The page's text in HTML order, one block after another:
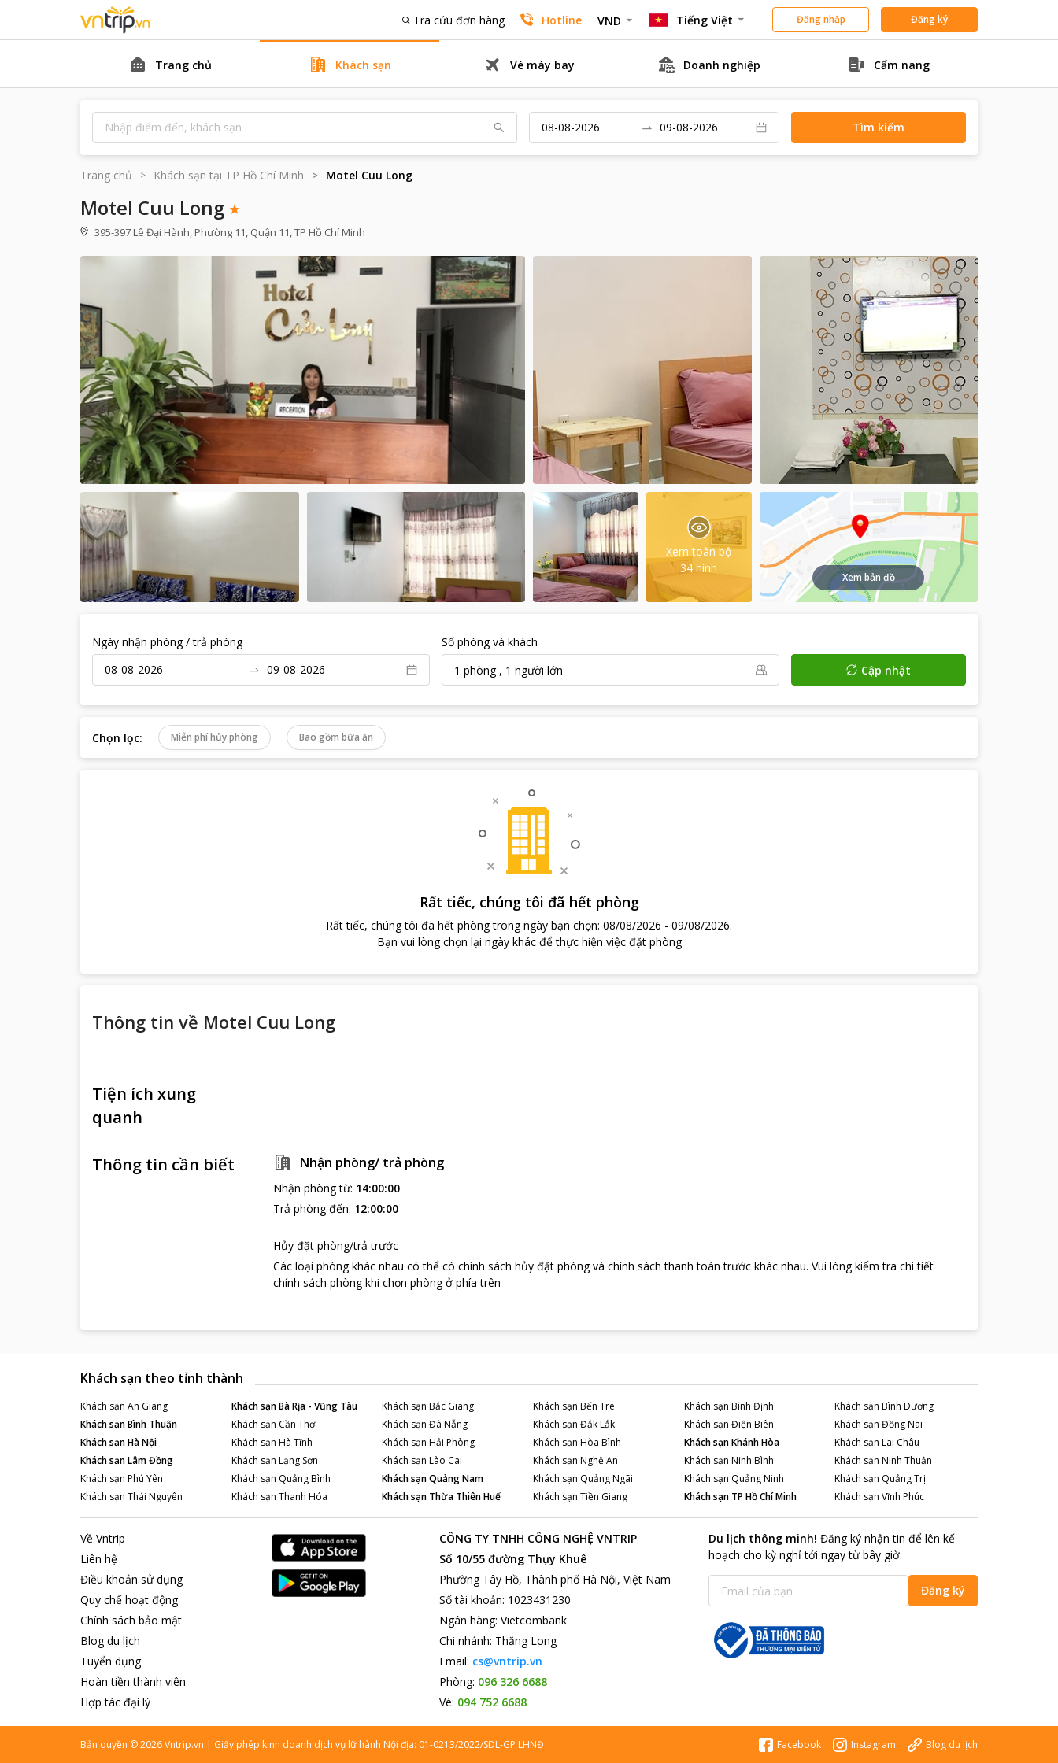
Tra cứu đơn hàng Hotline VND Tiếng Việt Đăng nhập Đăng ký
Trang chủ Khách sạn Vé máy bay Doanh nghiệp Cẩm nang
Tìm kiếm
Trang chủ Khách sạn tại TP Hồ Chí Minh Motel Cuu Long
Motel Cuu Long
395-397 Lê Đại Hành, Phường 11, Quận 11, TP Hồ Chí Minh
Xem toàn bộ
34 hình
Xem bản đồ
Ngày nhận phòng / trả phòng
Số phòng và khách
1 phòng, 1 người lớn Cập nhật
Chọn lọc: Miễn phí hủy phòng Bao gồm bữa ăn
Rất tiếc, chúng tôi đã hết phòng
Rất tiếc, chúng tôi đã hết phòng trong ngày bạn chọn: 08/08/2026 - 09/08/2026.
Bạn vui lòng chọn lại ngày khác để thực hiện việc đặt phòng
Thông tin về Motel Cuu Long
Tiện ích xung
quanh
Thông tin cần biết Nhận phòng/ trả phòng
Nhận phòng từ: 14:00:00
Trả phòng đến: 12:00:00
Hủy đặt phòng/trả trước
Các loại phòng khác nhau có thể có chính sách hủy đặt phòng và chính sách thanh toán trước khác nhau. Vui lòng kiểm tra chi tiết
chính sách phòng khi chọn phòng ở phía trên
Khách sạn theo tỉnh thành
Khách sạn An Giang Khách sạnBà Rịa - Vũng Tàu Khách sạn Bắc Giang Khách sạn Bến Tre Khách sạn Bình Định Khách sạn Bình Dương
Khách sạnBình Thuận Khách sạn Cần Thơ Khách sạn Đà Nẵng Khách sạn Đắk Lắk Khách sạn Điện Biên Khách sạn Đồng Nai
Khách sạnHà Nội Khách sạn Hà Tĩnh Khách sạn Hải Phòng Khách sạn Hòa Bình Khách sạnKhánh Hòa Khách sạn Lai Châu
Khách sạnLâm Đồng Khách sạn Lạng Sơn Khách sạn Lào Cai Khách sạn Nghệ An Khách sạn Ninh Bình Khách sạn Ninh Thuận
Khách sạn Phú Yên Khách sạn Quảng Bình Khách sạnQuảng Nam Khách sạn Quảng Ngãi Khách sạn Quảng Ninh Khách sạn Quảng Trị
Khách sạn Thái Nguyên Khách sạn Thanh Hóa Khách sạn Thừa Thiên Huế Khách sạn Tiền Giang Khách sạn TP Hồ Chí Minh Khách sạn Vĩnh Phúc
Về Vntrip
Liên hệ
Điều khoản sử dụng
Quy chế hoạt động
Chính sách bảo mật
Blog du lịch
Tuyển dụng
Hoàn tiền thành viên
Hợp tác đại lý
CÔNG TY TNHH CÔNG NGHỆ VNTRIP
Số 10/55 đường Thụy Khuê
Phường Tây Hồ, Thành phố Hà Nội, Việt Nam
Số tài khoản: 1023431230
Ngân hàng: Vietcombank
Chi nhánh: Thăng Long
Email: cs@vntrip.vn
Phòng: 096 326 6688
Vé: 094 752 6688
Du lịch thông minh! Đăng ký nhận tin để lên kế
hoạch cho kỳ nghỉ tới ngay từ bây giờ:
Đăng ký
Bản quyền ©2026Vntrip.vn | Giấy phép kinh doanh dịch vụ lữ hành Nội địa: 01-0213/2022/SDL-GP LHNĐ Facebook Instagram Blog du lịch